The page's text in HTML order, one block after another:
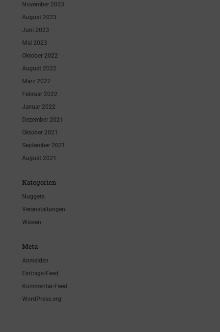
November 2023
August 2023
Juni 2023
Mai 2023
Oktober 2022
August 2022
März 2022
Februar 2022
Januar 2022
Dezember 2021
Oktober 2021
September 2021
August 2021
Kategorien
Nuggets
Veranstaltungen
Wissen
Meta
Anmelden
Eintrags-Feed
Kommentar-Feed
WordPress.org